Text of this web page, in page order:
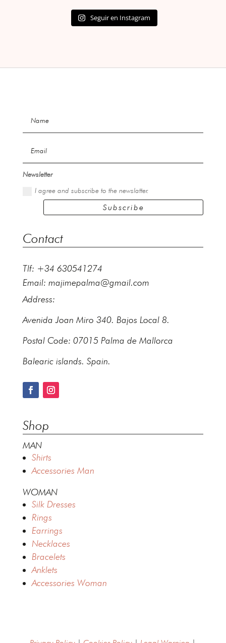
Seguir en Instagram
Newsletter
I agree and subscribe to the newslatter.
Subscribe
Contact
Tlf: +34 630541274
Email: majimepalma@gmail.com
Address:
Avenida Joan Miro 340. Bajos Local 8.
Postal Code: 07015 Palma de Mallorca
Balearic islands. Spain.
Shop
MAN
Shirts
Accessories Man
WOMAN
Silk Dresses
Rings
Earrings
Necklaces
Bracelets
Anklets
Accessories Woman